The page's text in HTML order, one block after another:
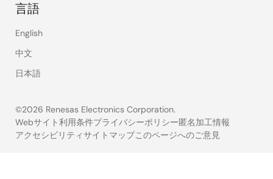
言語
English
中文
日本語
©2026 Renesas Electronics Corporation.
Legal
Webサイト利用条件プライバシーポリシー匿名加工情報
アクセシビリティサイトマップこのページへのご意見